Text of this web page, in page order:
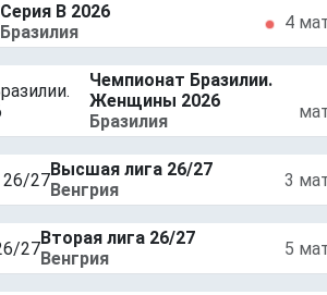
Серия В 2026
Бразилия
4
Чемпионат Бразилии.
Женщины 2026
Бразилия
Высшая лига 26/27
Венгрия
3
Вторая лига 26/27
Венгрия
5